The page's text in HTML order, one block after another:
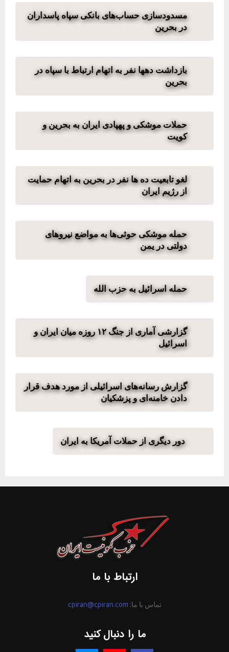
مسدودسازی حساب‌های بانکی سپاه پاسداران
در بحرین
بازداشت دهها نفر به اتهام ارتباط با سپاه در
بحرین
حملات موشکی و پهپادی ایران به بحرین و
کویت
لغو تابعیت ده ها نفر در بحرین به اتهام حمایت
از رژیم ایران
حمله موشکی حوثی‌ها به مواضع نیروهای
دولتی در یمن
حمله اسرائیل به حزب الله
گزارشی آماری از جنگ ۱۲ روزه میان ایران و
اسرائیل
گزارش رسانه‌های اسرائیلی از مورد هدف قرار
دادن خامنه‌ای و پزشکیان
دور دیگری از حملات آمریکا به ایران
ارتباط با ما
تماس با ما: cpiran@cpiran.com
ما را دنبال کنید